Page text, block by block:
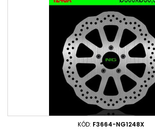
KÓD: F3664-NG1248X